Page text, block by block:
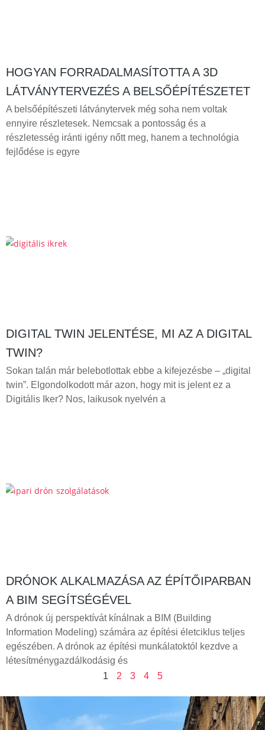
HOGYAN FORRADALMASÍTOTTA A 3D
LÁTVÁNYTERVEZÉS A BELSŐÉPÍTÉSZETET
A belsőépítészeti látványtervek még soha nem voltak
ennyire részletesek. Nemcsak a pontosság és a
részletesség iránti igény nőtt meg, hanem a technológia
fejlődése is egyre
DIGITAL TWIN JELENTÉSE, MI AZ A DIGITAL
TWIN?
Sokan talán már belebotlottak ebbe a kifejezésbe – „digital
twin”. Elgondolkodott már azon, hogy mit is jelent ez a
Digitális Iker? Nos, laikusok nyelvén a
DRÓNOK ALKALMAZÁSA AZ ÉPÍTŐIPARBAN
A BIM SEGÍTSÉGÉVEL
A drónok új perspektívát kínálnak a BIM (Building
Information Modeling) számára az építési életciklus teljes
egészében. A drónok az építési munkálatoktól kezdve a
létesítménygazdálkodásig és
1
2 3 4 5